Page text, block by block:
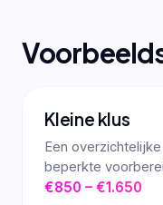
Kleine klus
Een
beperkte
€850 – €1.650